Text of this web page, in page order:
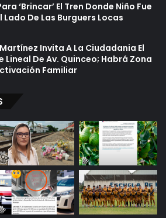
‘Brincar’ El Tren Donde Niño Fue
De Las Burguers Locas
Invita A La Ciudadania El
Lineal De Av. Quinceo; Habrá Zona
Familiar